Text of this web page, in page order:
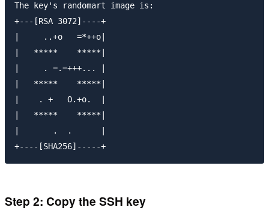
The key's randomart image is:
+---[RSA 3072]----+
|     ..+o   =*++o|
|   *****    *****|
|     . =.=+++... |
|   *****    *****|
|    . +   O.+o.  |
|   *****    *****|
|       .  .      |
Step 2: Copy the SSH key